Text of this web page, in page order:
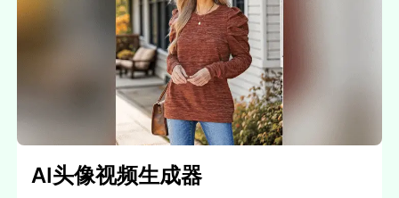
AI头像视频生成器